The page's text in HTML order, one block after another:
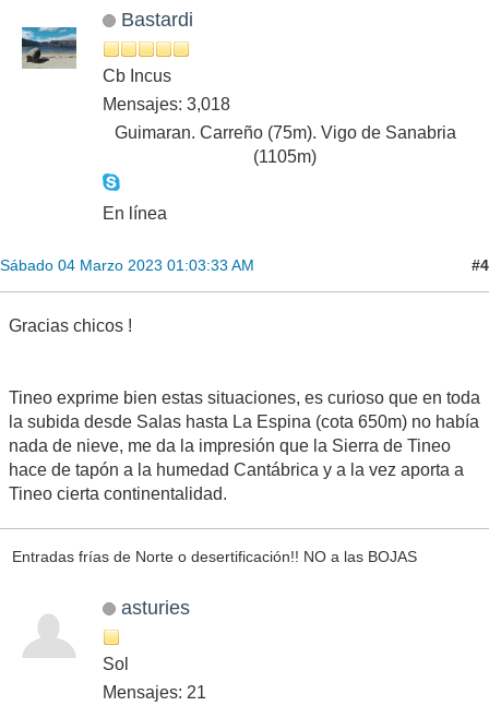
Bastardi
Cb Incus
Mensajes: 3,018
Guimaran. Carreño (75m). Vigo de Sanabria
(1105m)
En línea
Sábado 04 Marzo 2023 01:03:33 AM #4
Gracias chicos !
Tineo exprime bien estas situaciones, es curioso que en toda
la subida desde Salas hasta La Espina (cota 650m) no había
nada de nieve, me da la impresión que la Sierra de Tineo
hace de tapón a la humedad Cantábrica y a la vez aporta a
Tineo cierta continentalidad.
Entradas frías de Norte o desertificación!! NO a las BOJAS
asturies
Sol
Mensajes: 21